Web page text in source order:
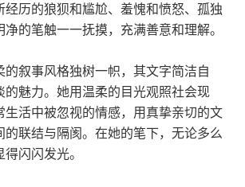
经历的狼狈和尴尬、羞愧和愤怒、孤独
的笔触一一抚摸，充满善意和理解。
的叙事风格独树一帜，其文字简洁自
的魅力。她用温柔的目光观照社会现
生活中被忽视的情感，用真挚亲切的文
的联结与隔阂。在她的笔下，无论多么
闪闪发光。